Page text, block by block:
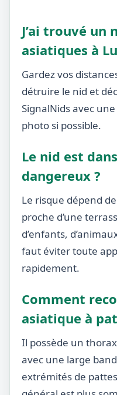
J’ai trouvé un
asiatiques à
Gardez vos
détruire le nid et
SignalNids avec
photo si possible.
Le nid est
dangereux ?
Le risque dépend de
proche d’une
d’enfants,
faut éviter toute
rapidement.
Comment
asiatique à
Il possède un
avec une large
extrémités de